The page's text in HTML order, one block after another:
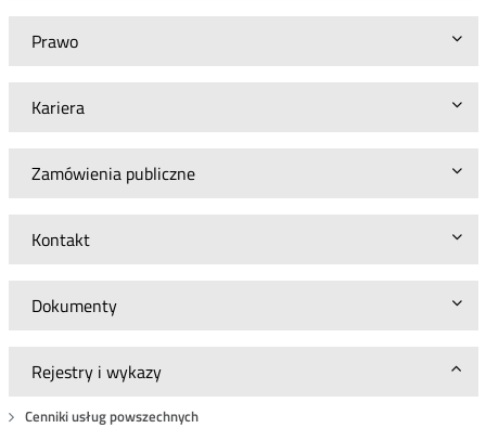
Prawo
Kariera
Zamówienia publiczne
Kontakt
Dokumenty
Rejestry i wykazy
Cenniki usług powszechnych
w
w